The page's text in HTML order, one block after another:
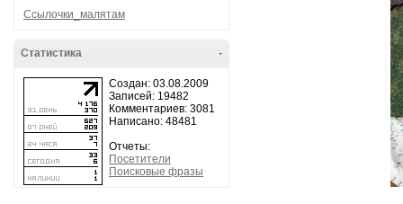
Ссылочки_малятам
-
Статистика
Создан: 03.08.2009
Записей: 19482
Комментариев: 3081
Написано: 48481
Отчеты:
Посетители
Поисковые фразы